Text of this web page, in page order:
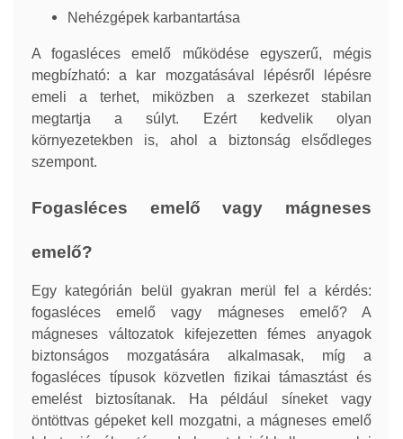
Nehézgépek karbantartása
A fogasléces emelő működése egyszerű, mégis
megbízható: a kar mozgatásával lépésről lépésre
emeli a terhet, miközben a szerkezet stabilan
megtartja a súlyt. Ezért kedvelik olyan
környezetekben is, ahol a biztonság elsődleges
szempont.
Fogasléces emelő vagy mágneses
emelő?
Egy kategórián belül gyakran merül fel a kérdés:
fogasléces emelő vagy mágneses emelő? A
mágneses változatok kifejezetten fémes anyagok
biztonságos mozgatására alkalmasak, míg a
fogasléces típusok közvetlen fizikai támasztást és
emelést biztosítanak. Ha például síneket vagy
öntöttvas gépeket kell mozgatni, a mágneses emelő